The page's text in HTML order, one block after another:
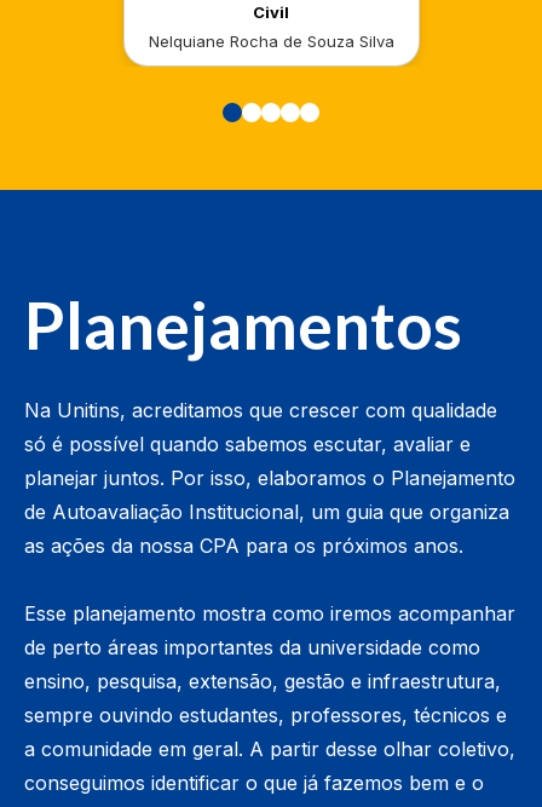
Civil
Nelquiane Rocha de Souza Silva
Planejamentos
Na Unitins, acreditamos que crescer com qualidade
só é possível quando sabemos escutar, avaliar e
planejar juntos. Por isso, elaboramos o Planejamento
de Autoavaliação Institucional, um guia que organiza
as ações da nossa CPA para os próximos anos.
Esse planejamento mostra como iremos acompanhar
de perto áreas importantes da universidade como
ensino, pesquisa, extensão, gestão e infraestrutura,
sempre ouvindo estudantes, professores, técnicos e
a comunidade em geral. A partir desse olhar coletivo,
conseguimos identificar o que já fazemos bem e o